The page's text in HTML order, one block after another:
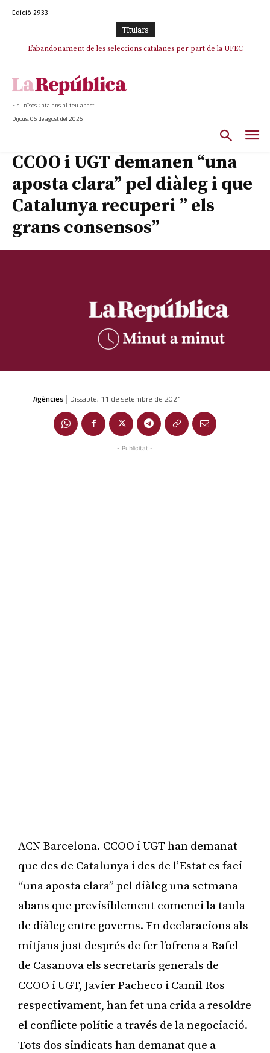
Edició 2933
TItulars
L’abandonament de les seleccions catalanes per part de la UFEC
TV3 perd el lideratge després de 23 mesos: Una deriva sense continguts i
Els Països Catalans al teu abast
Dijous, 06 de agost del 2026
CCOO i UGT demanen “una
aposta clara” pel diàleg i que
Catalunya recuperi ” els
grans consensos”
Agències | Dissabte, 11 de setembre de 2021
- Publicitat -
ACN Barcelona.-CCOO i UGT han demanat
que des de Catalunya i des de l’Estat es faci
“una aposta clara” pel diàleg una setmana
abans que previsiblement comenci la taula
de diàleg entre governs. En declaracions als
mitjans just després de fer l’ofrena a Rafel
de Casanova els secretaris generals de
CCOO i UGT, Javier Pacheco i Camil Ros
respectivament, han fet una crida a resoldre
el conflicte polític a través de la negociació.
Tots dos sindicats han demanat que a